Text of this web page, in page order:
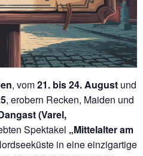
, vom21. bis 24. August und
, erobern Recken, Maiden und
(Varel,
Spektakel „Mittelalter am
in eine einzigartige